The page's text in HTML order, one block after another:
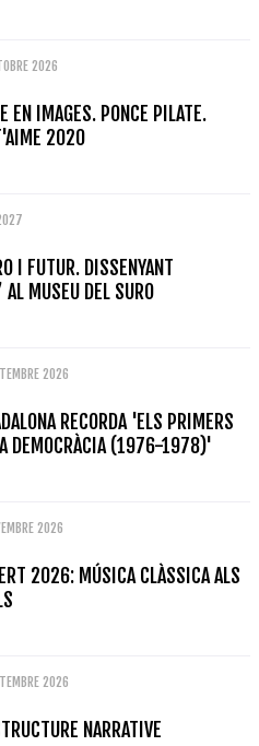
2026
EN IMAGES. PONCE PILATE.
2020
I FUTUR. DISSENYANT
MUSEU DEL SURO
2026
RECORDA 'ELS PRIMERS
DEMOCRÀCIA (1976-1978)'
2026
2026: MÚSICA CLÀSSICA ALS
2026
NARRATIVE